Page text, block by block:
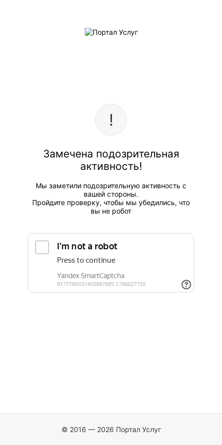
Замечена подозрительная
активность!
Мы заметили подозрительную активность с
вашей стороны.
Пройдите проверку, чтобы мы убедились, что
вы не робот
© 2016 — 2026 Портал Услуг